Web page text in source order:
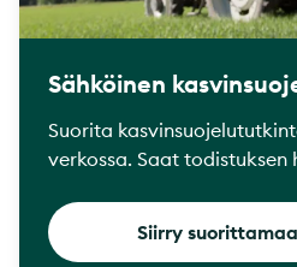
Sähköinen
Suorita
verkossa. Saat todistuksen
Siirry